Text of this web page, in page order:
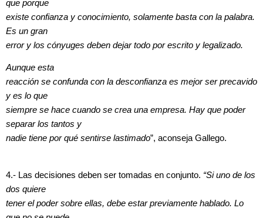
que porque
existe confianza y conocimiento, solamente basta con la palabra.
Es un gran
error y los cónyuges deben dejar todo por escrito y legalizado.
Aunque esta
reacción se confunda con la desconfianza es mejor ser precavido
y es lo que
siempre se hace cuando se crea una empresa. Hay que poder
separar los tantos y
nadie tiene por qué sentirse lastimado”, aconseja Gallego.
4.- Las decisiones deben ser tomadas en conjunto. “Si uno de los
dos quiere
tener el poder sobre ellas, debe estar previamente hablado. Lo